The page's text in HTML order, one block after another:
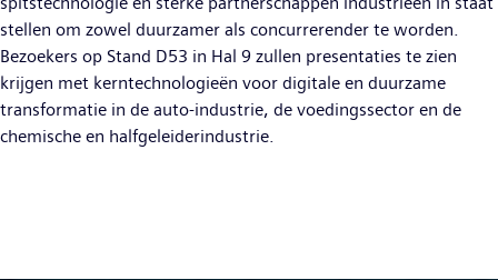
stellen om zowel duurzamer als concurrerender te worden.
Bezoekers op Stand D53 in Hal 9 zullen presentaties te zien
krijgen met kerntechnologieën voor digitale en duurzame
transformatie in de auto-industrie, de voedingssector en de
chemische en halfgeleiderindustrie.